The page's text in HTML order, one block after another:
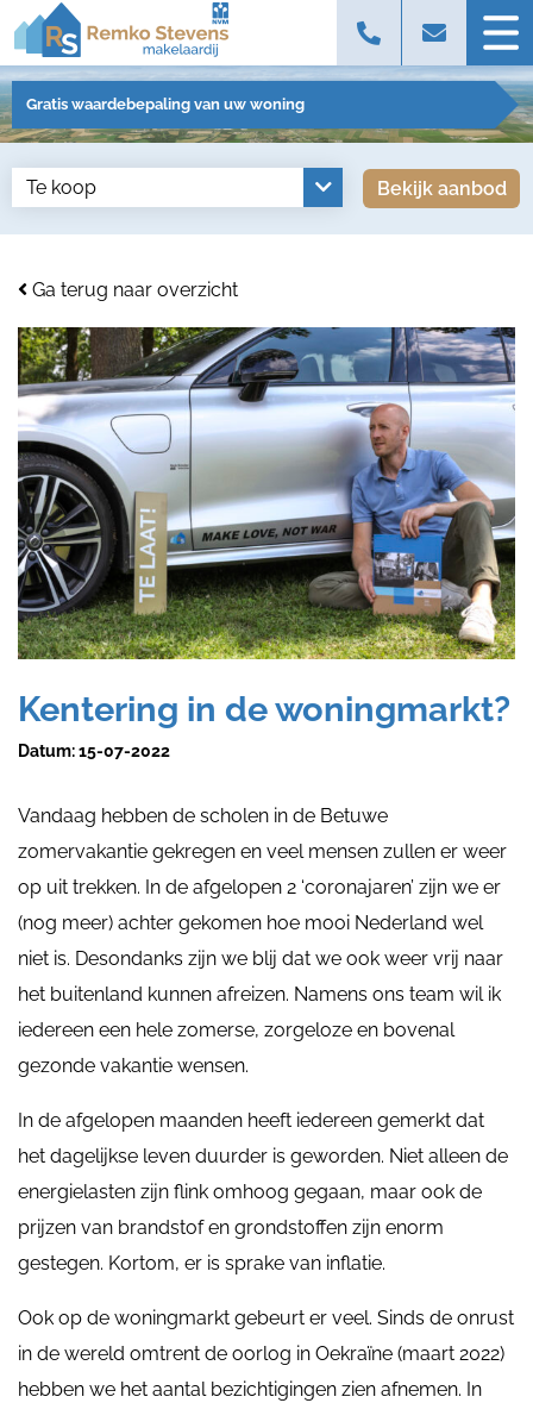
Gratis waardebepaling van uw woning
Bekijk aanbod
Ga terug naar overzicht
Kentering in de woningmarkt?
Datum:15-07-2022
Vandaag hebben de scholen in de Betuwe
zomervakantie gekregen en veel mensen zullen er weer
op uit trekken. In de afgelopen 2 ‘coronajaren’ zijn we er
(nog meer) achter gekomen hoe mooi Nederland wel
niet is. Desondanks zijn we blij dat we ook weer vrij naar
het buitenland kunnen afreizen. Namens ons team wil ik
iedereen een hele zomerse, zorgeloze en bovenal
gezonde vakantie wensen.
In de afgelopen maanden heeft iedereen gemerkt dat
het dagelijkse leven duurder is geworden. Niet alleen de
energielasten zijn flink omhoog gegaan, maar ook de
prijzen van brandstof en grondstoffen zijn enorm
gestegen. Kortom, er is sprake van inflatie.
Ook op de woningmarkt gebeurt er veel. Sinds de onrust
in de wereld omtrent de oorlog in Oekraïne (maart 2022)
hebben we het aantal bezichtigingen zien afnemen. In